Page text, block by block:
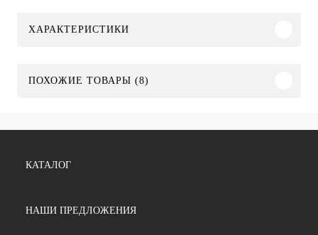
ХАРАКТЕРИСТИКИ
ПОХОЖИЕ ТОВАРЫ (8)
КАТАЛОГ
НАШИ ПРЕДЛОЖЕНИЯ